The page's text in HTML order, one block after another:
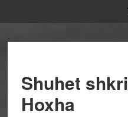
Shuhet
Hoxha